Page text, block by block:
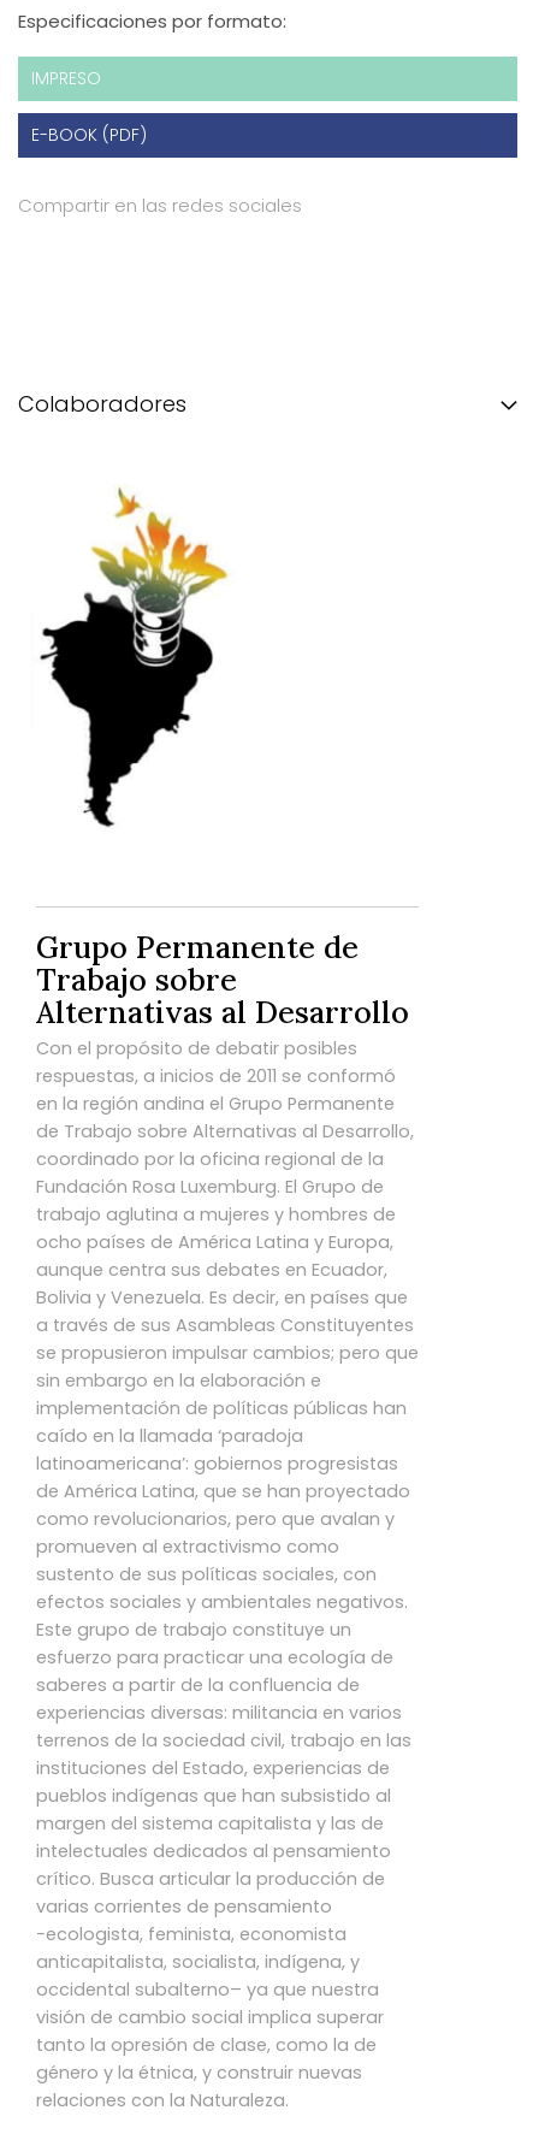
Especificaciones por formato:
IMPRESO
E-BOOK (PDF)
Compartir en las redes sociales
Colaboradores
Grupo Permanente de
Trabajo sobre
Alternativas al Desarrollo
Con el propósito de debatir posibles
respuestas, a inicios de 2011 se conformó
en la región andina el Grupo Permanente
de Trabajo sobre Alternativas al Desarrollo,
coordinado por la oficina regional de la
Fundación Rosa Luxemburg. El Grupo de
trabajo aglutina a mujeres y hombres de
ocho países de América Latina y Europa,
aunque centra sus debates en Ecuador,
Bolivia y Venezuela. Es decir, en países que
a través de sus Asambleas Constituyentes
se propusieron impulsar cambios; pero que
sin embargo en la elaboración e
implementación de políticas públicas han
caído en la llamada ‘paradoja
latinoamericana’: gobiernos progresistas
de América Latina, que se han proyectado
como revolucionarios, pero que avalan y
promueven al extractivismo como
sustento de sus políticas sociales, con
efectos sociales y ambientales negativos.
Este grupo de trabajo constituye un
esfuerzo para practicar una ecología de
saberes a partir de la confluencia de
experiencias diversas: militancia en varios
terrenos de la sociedad civil, trabajo en las
instituciones del Estado, experiencias de
pueblos indígenas que han subsistido al
margen del sistema capitalista y las de
intelectuales dedicados al pensamiento
crítico. Busca articular la producción de
varias corrientes de pensamiento
−ecologista, feminista, economista
anticapitalista, socialista, indígena, y
occidental subalterno– ya que nuestra
visión de cambio social implica superar
tanto la opresión de clase, como la de
género y la étnica, y construir nuevas
relaciones con la Naturaleza.